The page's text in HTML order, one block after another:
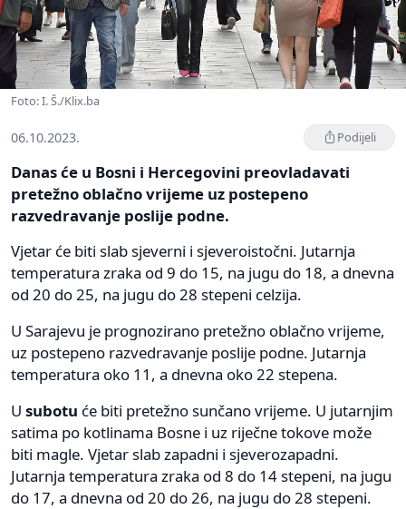
Foto: I. Š./Klix.ba
06.10.2023. Podijeli
Danas će u Bosni i Hercegovini preovladavati
pretežno oblačno vrijeme uz postepeno
razvedravanje poslije podne.
Vjetar će biti slab sjeverni i sjeveroistočni. Jutarnja
temperatura zraka od 9 do 15, na jugu do 18, a dnevna
od 20 do 25, na jugu do 28 stepeni celzija.
U Sarajevu je prognozirano pretežno oblačno vrijeme,
uz postepeno razvedravanje poslije podne. Jutarnja
temperatura oko 11, a dnevna oko 22 stepena.
U subotu će biti pretežno sunčano vrijeme. U jutarnjim
satima po kotlinama Bosne i uz riječne tokove može
biti magle. Vjetar slab zapadni i sjeverozapadni.
Jutarnja temperatura zraka od 8 do 14 stepeni, na jugu
do 17, a dnevna od 20 do 26, na jugu do 28 stepeni.